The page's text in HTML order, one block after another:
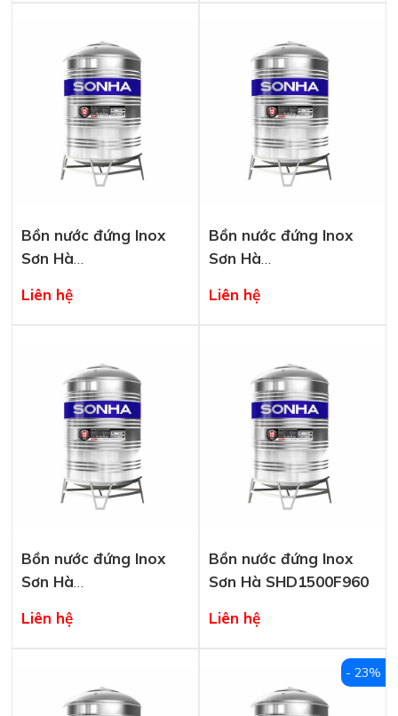
Bồn nước đứng Inox
Sơn Hà
Liên hệ
Bồn nước đứng Inox
Sơn Hà
Liên hệ
Bồn nước đứng Inox
Sơn Hà
Liên hệ
Bồn nước đứng Inox
Sơn Hà SHD1500F960
Liên hệ
- 23%